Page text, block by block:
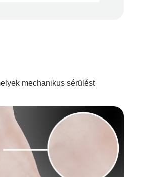
megfelelő egyszer
mechanikus sérülést